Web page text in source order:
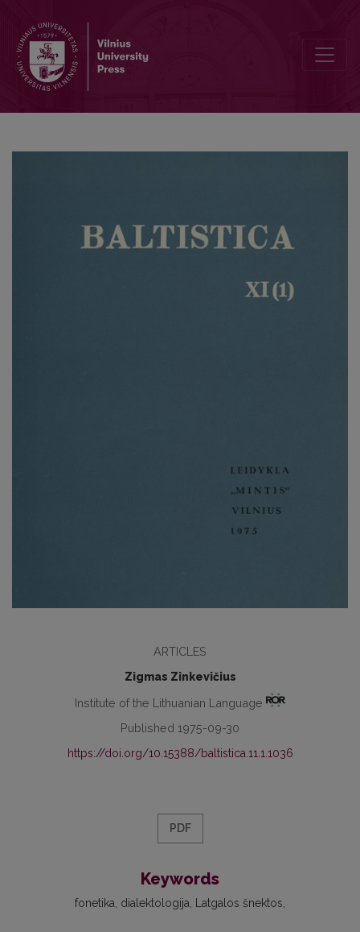
ARTICLES
Zigmas Zinkevičius
Institute of the Lithuanian Language
Published 1975-09-30
https://doi.org/10.15388/baltistica.11.1.1036
PDF
Keywords
fonetika dialektologija Latgalos šnektos